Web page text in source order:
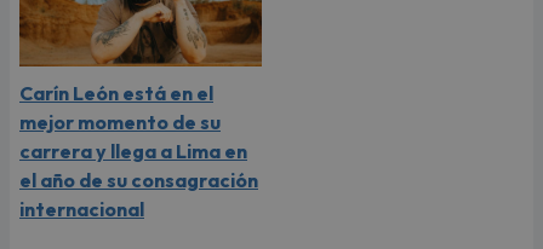
Carín León está en el
mejor momento de su
carrera y llega a Lima en
el año de su consagración
internacional